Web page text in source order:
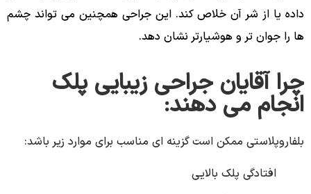
داده یا از شر آن خلاص کند. این جراحی همچنین می تواند چشم
ها را جوان تر و هوشیارتر نشان دهد.
چرا آقایان جراحی زیبایی پلک
انجام می دهند:
بلفاروپلاستی ممکن است گزینه ای مناسب برای موارد زیر باشد:
افتادگی پلک بالایی